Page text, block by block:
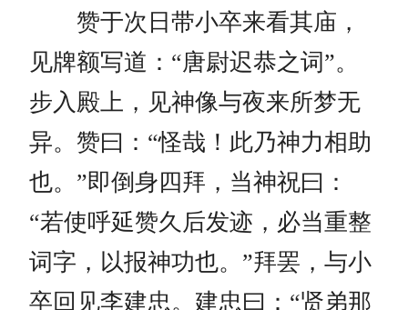
赞于次日带小卒来看其庙，
见牌额写道：“唐尉迟恭之词”。
步入殿上，见神像与夜来所梦无
异。赞曰：“怪哉！此乃神力相助
也。”即倒身四拜，当神祝曰：
“若使呼延赞久后发迹，必当重整
词字，以报神功也。”拜罢，与小
卒回见李建忠。建忠曰：“贤弟那